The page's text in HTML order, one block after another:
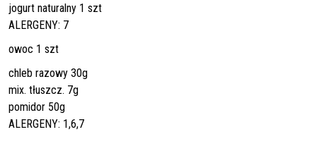
jogurt naturalny 1 szt
ALERGENY: 7
owoc 1 szt
chleb razowy 30g
mix. tłuszcz. 7g
pomidor 50g
ALERGENY: 1,6,7